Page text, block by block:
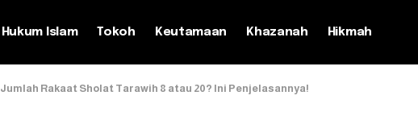
Hukum Islam Tokoh Keutamaan Khazanah Hikmah
Jumlah Rakaat Sholat Tarawih 8 atau 20? Ini Penjelasannya!